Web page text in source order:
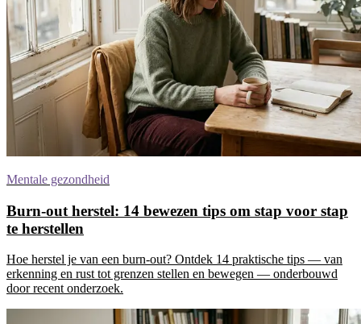
Mentale gezondheid
Burn-out herstel: 14 bewezen tips om stap voor stap
te herstellen
Hoe herstel je van een burn-out? Ontdek 14 praktische tips — van
erkenning en rust tot grenzen stellen en bewegen — onderbouwd
door recent onderzoek.